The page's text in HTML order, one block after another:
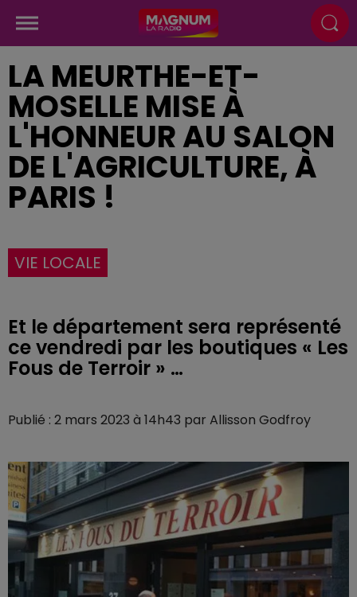
LA MEURTHE-ET-
MOSELLE MISE À
L'HONNEUR AU SALON
DE L'AGRICULTURE, À
PARIS !
VIE LOCALE
Et le département sera représenté
ce vendredi par les boutiques « Les
Fous de Terroir » …
Publié : 2 mars 2023 à 14h43 par Allisson Godfroy